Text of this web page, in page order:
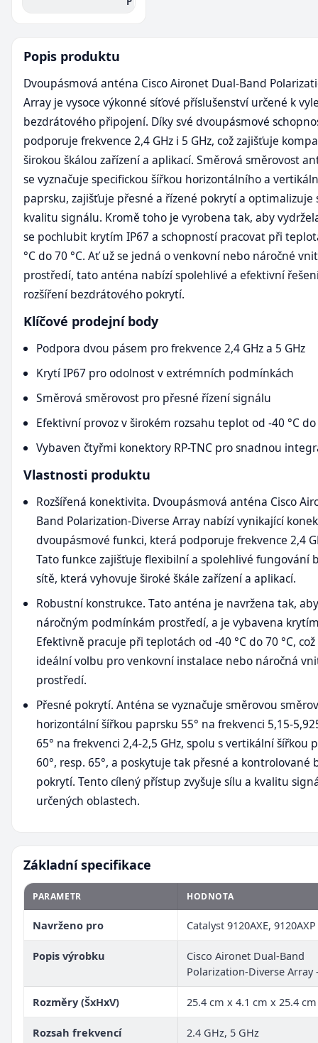
Popis produktu
Dvoupásmová anténa Cisco Aironet Dual-Band
Array je vysoce výkonné síťové příslušenství určené k
bezdrátového připojení. Díky své dvoupásmové
podporuje frekvence 2,4 GHz i 5 GHz, což zajišťuje
širokou škálou zařízení a aplikací. Směrová směrovost
se vyznačuje specifickou šířkou horizontálního a
paprsku, zajišťuje přesné a řízené pokrytí a optimalizuje
kvalitu signálu. Kromě toho je vyrobena tak, aby
se pochlubit krytím IP67 a schopností pracovat při
°C do 70 °C. Ať už se jedná o venkovní nebo náročné
prostředí, tato anténa nabízí spolehlivé a efektivní
rozšíření bezdrátového pokrytí.
Klíčové prodejní body
Podpora dvou pásem pro frekvence 2,4 GHz a 5 GHz
Krytí IP67 pro odolnost v extrémních podmínkách
Směrová směrovost pro přesné řízení signálu
Efektivní provoz v širokém rozsahu teplot od -40 °C do
Vybaven čtyřmi konektory RP-TNC pro snadnou
Vlastnosti produktu
Rozšířená konektivita. Dvoupásmová anténa Cisco
Band Polarization-Diverse Array nabízí vynikající
dvoupásmové funkci, která podporuje frekvence 2,4
Tato funkce zajišťuje flexibilní a spolehlivé fungování
sítě, která vyhovuje široké škále zařízení a aplikací.
Robustní konstrukce. Tato anténa je navržena tak,
náročným podmínkám prostředí, a je vybavena
Efektivně pracuje při teplotách od -40 °C do 70 °C,
ideální volbu pro venkovní instalace nebo náročná
prostředí.
Přesné pokrytí. Anténa se vyznačuje směrovou
horizontální šířkou paprsku 55° na frekvenci 5,15-
65° na frekvenci 2,4-2,5 GHz, spolu s vertikální šířkou
60°, resp. 65°, a poskytuje tak přesné a kontrolované
pokrytí. Tento cílený přístup zvyšuje sílu a kvalitu
určených oblastech.
Základní specifikace
PARAMETR HODNOTA
Navrženo pro Catalyst 9120AXE, 9120AXP
Popis výrobku
Cisco Aironet Dual-Band
Polarization-Diverse Array
Rozměry (ŠxHxV) 25.4 cm x 4.1 cm x 25.4 cm
Rozsah frekvencí 2.4 GHz, 5 GHz